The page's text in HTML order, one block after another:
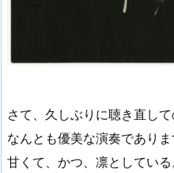
さて、久しぶりに聴き直し
なんとも優美な演奏でありま
甘くて、かつ、凛としてい